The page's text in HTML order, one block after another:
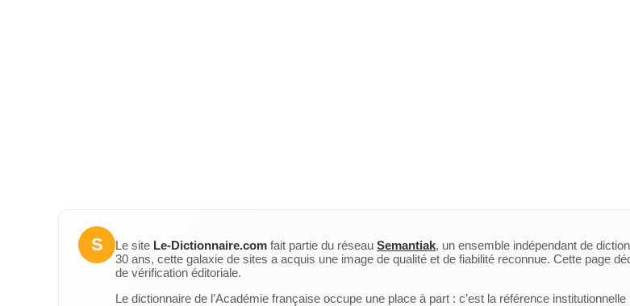
S Le site Le-Dictionnaire.com fait partie du réseau Semantiak, un ensemble indépendant de
30 ans, cette galaxie de sites a acquis une image de qualité et de fiabilité reconnue. Cette page
de vérification éditoriale.
Le dictionnaire de l’Académie française occupe une place à part : c’est la référence